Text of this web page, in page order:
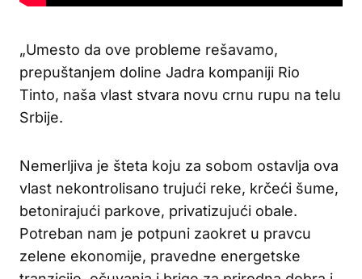
„Umesto da ove probleme rešavamo,
prepuštanjem doline Jadra kompaniji Rio
Tinto, naša vlast stvara novu crnu rupu na telu
Srbije.
Nemerljiva je šteta koju za sobom ostavlja ova
vlast nekontrolisano trujući reke, krčeći šume,
betonirajući parkove, privatizujući obale.
Potreban nam je potpuni zaokret u pravcu
zelene ekonomije, pravedne energetske